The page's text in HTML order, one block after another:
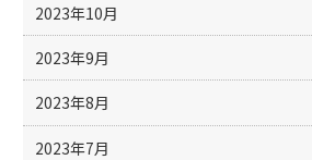
2023年10月
2023年9月
2023年8月
2023年7月